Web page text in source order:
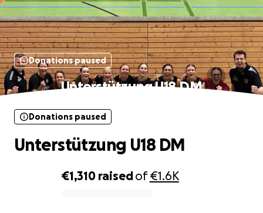
Donations paused
Unterstützung U18 DM
€1,310 raisedof€1.6K
Donations paused
Unterstützung U18 DM